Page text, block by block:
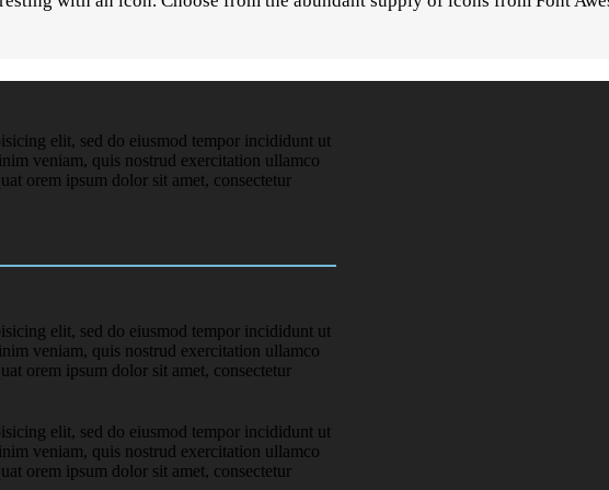
elit, sed do eiusmod tempor incididunt ut
veniam, quis nostrud exercitation ullamco
orem ipsum dolor sit amet, consectetur
elit, sed do eiusmod tempor incididunt ut
veniam, quis nostrud exercitation ullamco
orem ipsum dolor sit amet, consectetur
elit, sed do eiusmod tempor incididunt ut
veniam, quis nostrud exercitation ullamco
orem ipsum dolor sit amet, consectetur